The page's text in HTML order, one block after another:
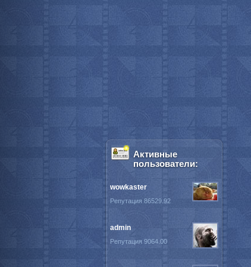
Активные
пользователи:
wowkaster
Репутация 86529.92
admin
Репутация 9064.00